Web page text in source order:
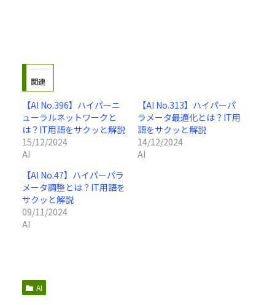
関連
【AI No.396】ハイパーニ
ューラルネットワークと
は？IT用語をサクッと解説
15/12/2024
AI
【AI No.313】ハイパーパ
ラメータ最適化とは？IT用
語をサクッと解説
14/12/2024
AI
【AI No.47】ハイパーパラ
メータ調整とは？IT用語を
サクッと解説
09/11/2024
AI
AI